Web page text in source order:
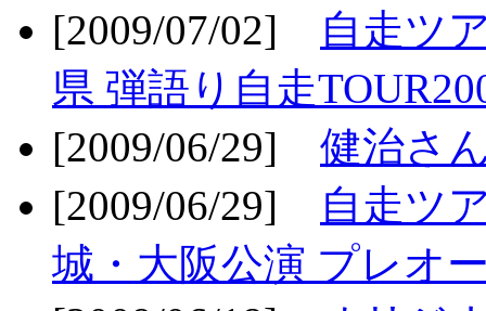
[2009/07/02]
自走ツ
県 弾語り自走
[2009/06/29] 健治さ
[2009/06/29]
自走ツ
城・大阪公演 プレオ